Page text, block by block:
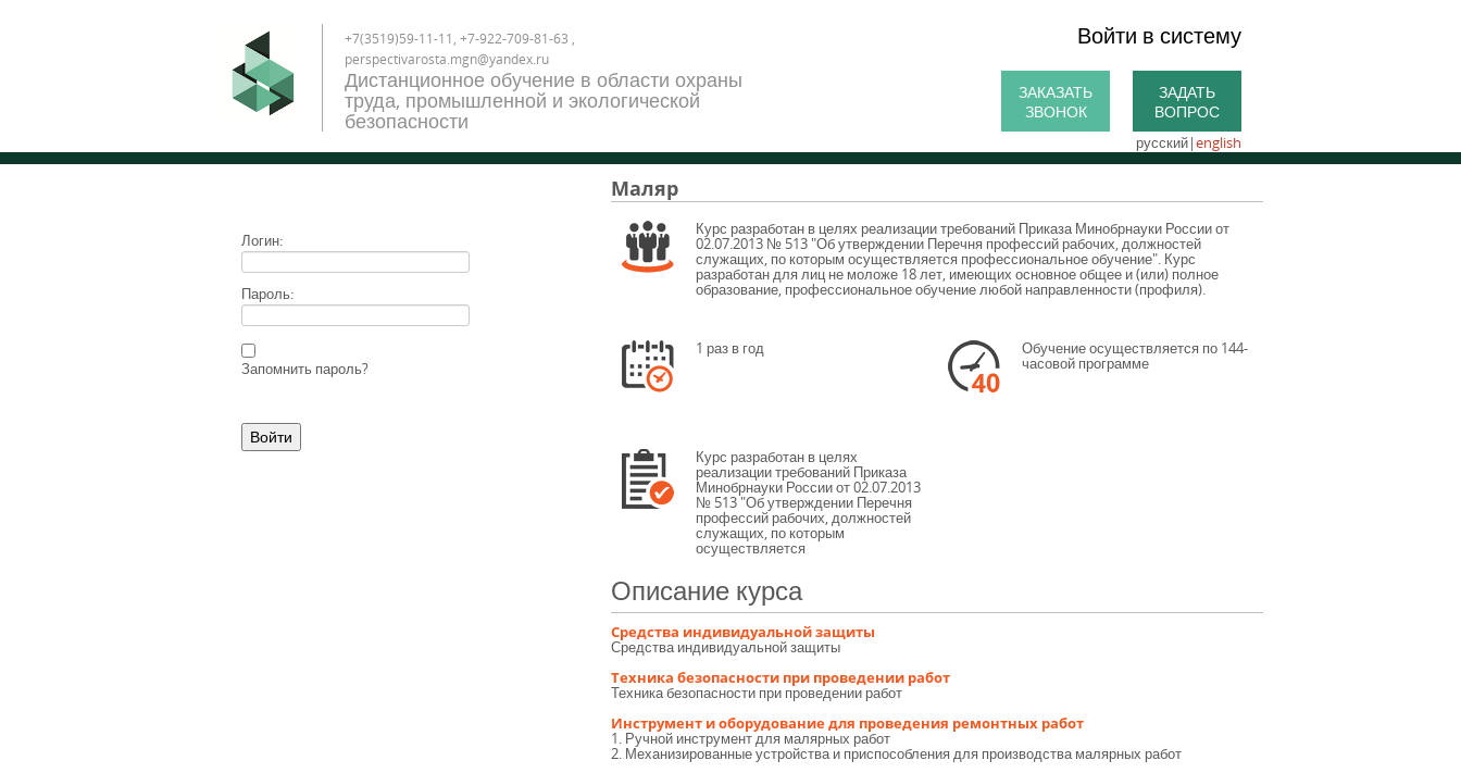
Войти в систему
ЗАКАЗАТЬ
ЗВОНОК
ЗАДАТЬ
ВОПРОС
русский|english
+7(3519)59-11-11, +7-922-709-81-63 ,
perspectivarosta.mgn@yandex.ru
Дистанционное обучение в области охраны
труда, промышленной и экологической
безопасности
Логин:
Пароль:
Запомнить пароль?
Маляр
Курс разработан в целях реализации требований Приказа Минобрнауки России от
02.07.2013 № 513 "Об утверждении Перечня профессий рабочих, должностей
служащих, по которым осуществляется профессиональное обучение". Курс
разработан для лиц не моложе 18 лет, имеющих основное общее и (или) полное
образование, профессиональное обучение любой направленности (профиля).
1 раз в год Обучение осуществляется по 144-
часовой программе
Курс разработан в целях
реализации требований Приказа
Минобрнауки России от 02.07.2013
№ 513 "Об утверждении Перечня
профессий рабочих, должностей
служащих, по которым
осуществляется
профессиональное обучение".
моложе 18 лет, имеющие основное
общее и (или) полное образование,
профессиональное обучение любой
направленности (профиля).
Описание курса
Средства индивидуальной защиты
Средства индивидуальной защиты
Техника безопасности при проведении работ
Техника безопасности при проведении работ
Инструмент и оборудование для проведения ремонтных работ
1. Ручной инструмент для малярных работ
2. Механизированные устройства и приспособления для производства малярных работ